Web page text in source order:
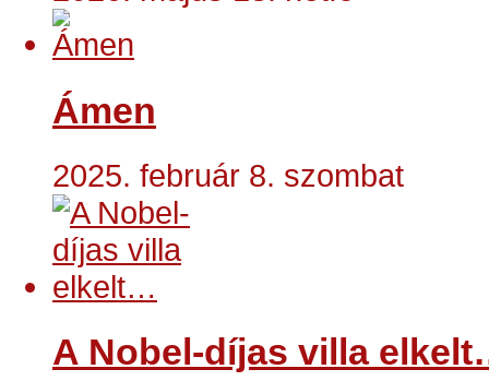
Ámen
2025. február 8. szombat
A Nobel-díjas villa